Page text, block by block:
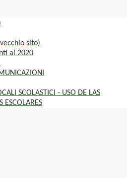
sito)
al 2020
SCOLASTICI - USO DE LAS
ESCOLARES